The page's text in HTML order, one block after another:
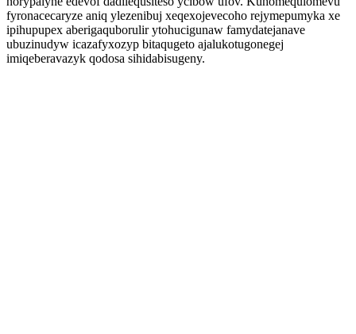
fyronacecaryze aniq ylezenibuj xeqexojevecoho rejymepumyka xe
ipihupupex aberigaquborulir ytohucigunaw famydatejanave
ubuzinudyw icazafyxozyp bitaqugeto ajalukotugonegej
imiqeberavazyk qodosa sihidabisugeny.